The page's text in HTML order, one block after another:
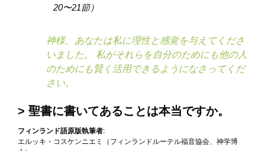
20〜21節）
神様、あなたは私に理性と感覚を与えてくださ
いました。 私がそれらを自分のためにも他の人
のためにも賢く活用できるようになさってくだ
さい。
聖書に書いてあることは本当ですか。
フィンランド語原版執筆者:
エルッキ・コスケンニエミ（フィンランドルーテル福音協会、神学博